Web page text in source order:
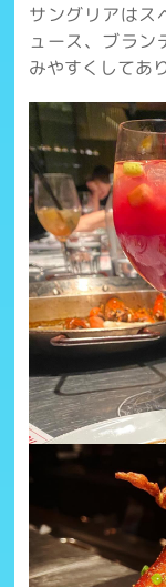
サングリアはス
ュース、ブラン
みやすくしてあ